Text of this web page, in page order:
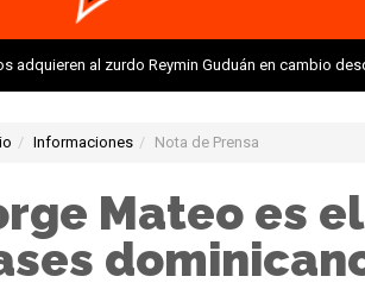
adquieren al zurdo Reymin Guduán en cambio
Informaciones Nota de Prensa
Mateo es